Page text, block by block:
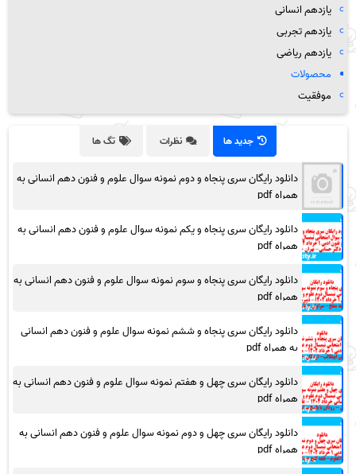
یازدهم انسانی
یازدهم تجربی
یازدهم ریاضی
محصولات
موفقیت
جدید ها نظرات تگ ها
دانلود رایگان سری پنجاه و دوم نمونه سوال علوم و فنون دهم انسانی به
همراه pdf
دانلود رایگان سری پنجاه و یکم نمونه سوال علوم و فنون دهم انسانی به
همراه pdf
دانلود رایگان سری پنجاه و سوم نمونه سوال علوم و فنون دهم انسانی به
همراه pdf
دانلود رایگان سری پنجاه و ششم نمونه سوال علوم و فنون دهم انسانی
به همراه pdf
دانلود رایگان سری چهل و هفتم نمونه سوال علوم و فنون دهم انسانی به
همراه pdf
دانلود رایگان سری چهل و دوم نمونه سوال علوم و فنون دهم انسانی به
همراه pdf